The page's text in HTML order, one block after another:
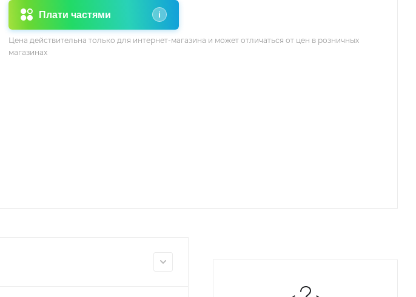
Плати частями i
Цена действительна только для интернет-магазина и может отличаться от цен в розничных
магазинах